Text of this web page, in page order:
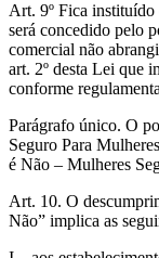
Art. 9º Fica instituído
será concedido pelo
comercial não
art. 2º desta Lei que
conforme
Parágrafo único. O
Seguro Para
é Não – Mulheres
Art. 10. O
Não” implica as